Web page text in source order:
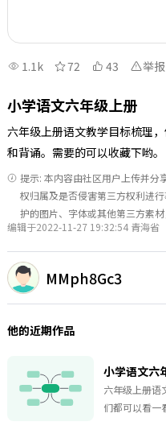
1.1k 72 43 举报
小学语文六年级上册
六年级上册语文教学目标梳理
和背诵。需要的可以收藏下哟。
提示: 本内容由社区用户上传并分
权归属及是否侵害第三方权利进
护的图片、字体或其他第三方素
编辑于2022-11-27 19:32:54 青海省
MMph8Gc3
他的近期作品
小学语文六
六年级上册语
们都可以看一